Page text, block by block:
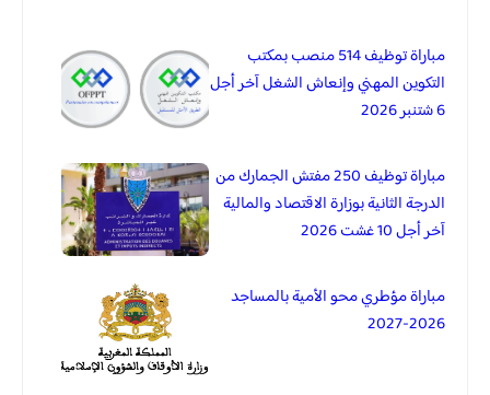
مباراة توظيف 514 منصب بمكتب
التكوين المهني وإنعاش الشغل آخر أجل
6 شتنبر 2026
مباراة توظيف 250 مفتش الجمارك من
الدرجة الثانية بوزارة الاقتصاد والمالية
آخر أجل 10 غشت 2026
مباراة مؤطري محو الأمية بالمساجد
2026-2027